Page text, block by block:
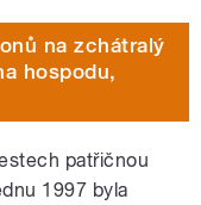
na zchátralý
hospodu,
patřičnou
1997 byla